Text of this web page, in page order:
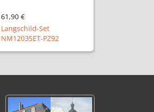
61,90 €
Langschild-Set
NM1203SET-PZ92